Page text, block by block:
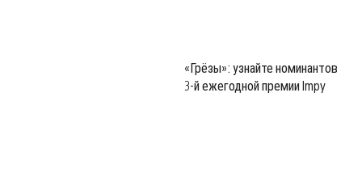
«Грёзы»: узнайте номинантов
3-й ежегодной премии Impy